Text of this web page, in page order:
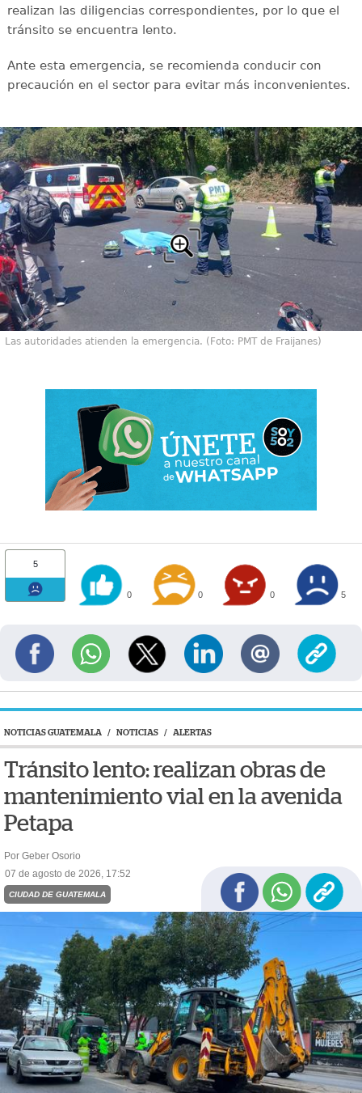
realizan las diligencias correspondientes, por lo que el
tránsito se encuentra lento.
Ante esta emergencia, se recomienda conducir con
precaución en el sector para evitar más inconvenientes.
Las autoridades atienden la emergencia. (Foto: PMT de Fraijanes)
5
0 0 0 5
NOTICIAS GUATEMALA / NOTICIAS / ALERTAS
Tránsito lento: realizan obras de
mantenimiento vial en la avenida
Petapa
Por Geber Osorio
07 de agosto de 2026, 17:52
CIUDAD DE GUATEMALA